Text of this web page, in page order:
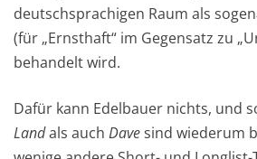
deutschsprachigen Raum als
(für „Ernsthaft“ im Gegensatz zu
behandelt wird.
Dafür kann Edelbauer nichts, und
Landals auch Davesind wiederum